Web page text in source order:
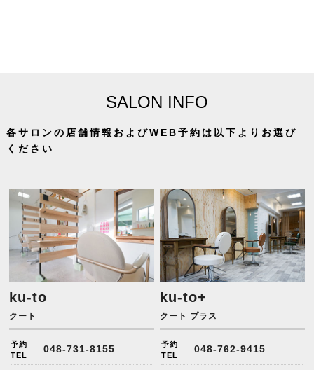
SALON INFO
各サロンの店舗情報およびWEB予約は以下よりお選び
ください
ku-to
クート
予約
TEL
048-731-8155
ku-to+
クート プラス
予約
TEL
048-762-9415